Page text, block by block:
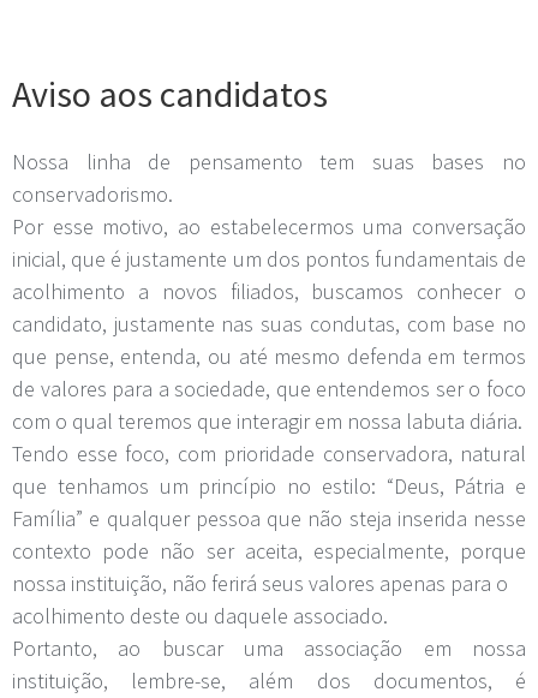
Aviso aos candidatos
Nossa linha de pensamento tem suas bases no
conservadorismo.
Por esse motivo, ao estabelecermos uma conversação
inicial, que é justamente um dos pontos fundamentais de
acolhimento a novos filiados, buscamos conhecer o
candidato, justamente nas suas condutas, com base no
que pense, entenda, ou até mesmo defenda em termos
de valores para a sociedade, que entendemos ser o foco
com o qual teremos que interagir em nossa labuta diária.
Tendo esse foco, com prioridade conservadora, natural
que tenhamos um princípio no estilo: “Deus, Pátria e
Família” e qualquer pessoa que não steja inserida nesse
contexto pode não ser aceita, especialmente, porque
nossa instituição, não ferirá seus valores apenas para o
acolhimento deste ou daquele associado.
Portanto, ao buscar uma associação em nossa
instituição, lembre-se, além dos documentos, é